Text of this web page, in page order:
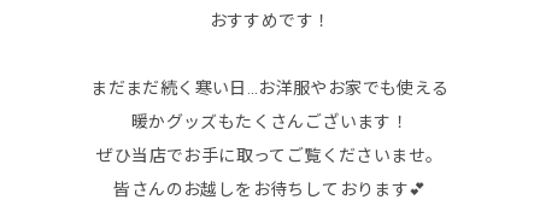
おすすめです！
まだまだ続く寒い日…お洋服やお家でも使える
暖かグッズもたくさんございます！
ぜひ当店でお手に取ってご覧くださいませ。
皆さんのお越しをお待ちしております💕